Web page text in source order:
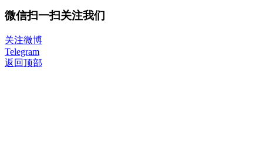
微信扫一扫关注我们
关注微博
Telegram
返回顶部